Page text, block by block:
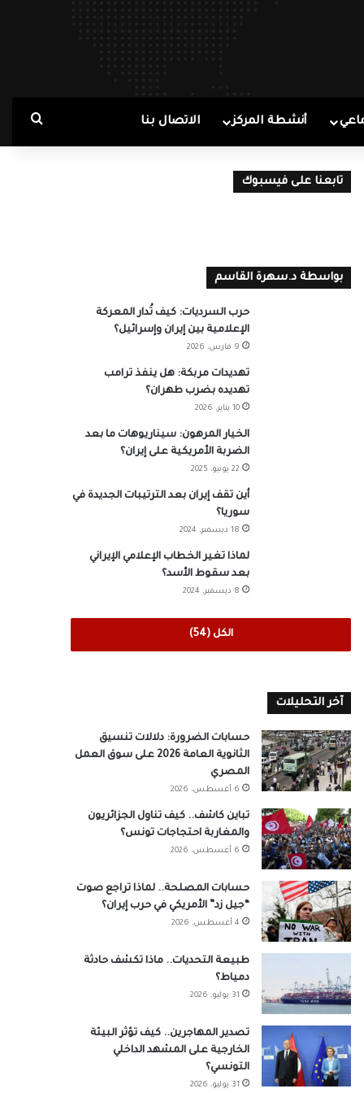
أنشطة المركز الاتصال بنا بحث
تابعنا على فيسبوك
بواسطة د.سهرة القاسم
حرب السرديات: كيف تُدار المعركة
الإعلامية بين إيران وإسرائيل؟
9 مارس، 2026
تهديدات مربكة: هل ينفذ ترامب
تهديده بضرب طهران؟
10 يناير، 2026
الخيار المرهون: سيناريوهات ما بعد
الضربة الأمريكية على إيران؟
22 يونيو، 2025
أين تقف إيران بعد الترتيبات الجديدة في
سوريا؟
18 ديسمبر، 2024
لماذا تغير الخطاب الإعلامي الإيراني
بعد سقوط الأسد؟
8 ديسمبر، 2024
الكل (54)
آخر التحليلات
حسابات الضرورة: دلالات تنسيق
الثانوية العامة 2026 على سوق العمل
المصري
6 أغسطس، 2026
تباين كاشف.. كيف تناول الجزائريون
والمغاربة احتجاجات تونس؟
6 أغسطس، 2026
حسابات المصلحة.. لماذا تراجع صوت
“جيل زد” الأمريكي في حرب إيران؟
4 أغسطس، 2026
طبيعة التحديات.. ماذا تكشف حادثة
دمياط؟
31 يوليو، 2026
تصدير المهاجرين.. كيف تؤثر البيئة
الخارجية على المشهد الداخلي
التونسي؟
31 يوليو، 2026